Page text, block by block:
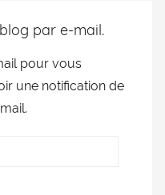
par e-mail.
pour vous
une notification de